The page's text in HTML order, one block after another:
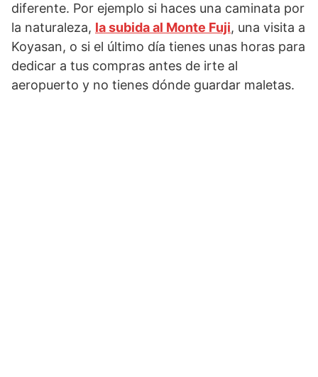
diferente. Por ejemplo si haces una caminata por
la naturaleza, la subida al Monte Fuji, una visita a
Koyasan, o si el último día tienes unas horas para
dedicar a tus compras antes de irte al
aeropuerto y no tienes dónde guardar maletas.